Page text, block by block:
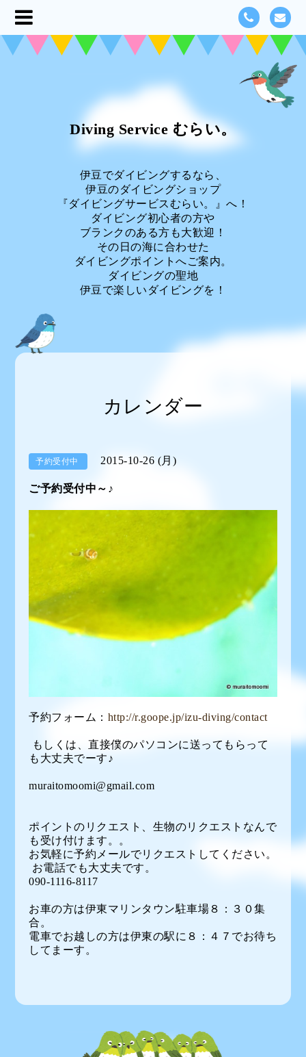
Diving Service むらい。
伊豆でダイビングするなら、
伊豆のダイビングショップ
『ダイビングサービスむらい。』へ！
ダイビング初心者の方や
ブランクのある方も大歓迎！
その日の海に合わせた
ダイビングポイントへご案内。
ダイビングの聖地
伊豆で楽しいダイビングを！
カレンダー
予約受付中 2015-10-26 (月)
ご予約受付中～♪
予約フォーム： http://r.goope.jp/izu-diving/contact
もしくは、直接僕のパソコンに送ってもらって
も大丈夫でーす♪
muraitomoomi@gmail.com
ポイントのリクエスト、生物のリクエストなんで
も受け付けます。。
お気軽に予約メールでリクエストしてください。
お電話でも大丈夫です。
090-1116-8117
お車の方は伊東マリンタウン駐車場８：３０集
合。
電車でお越しの方は伊東の駅に８：４７でお待ち
してまーす。